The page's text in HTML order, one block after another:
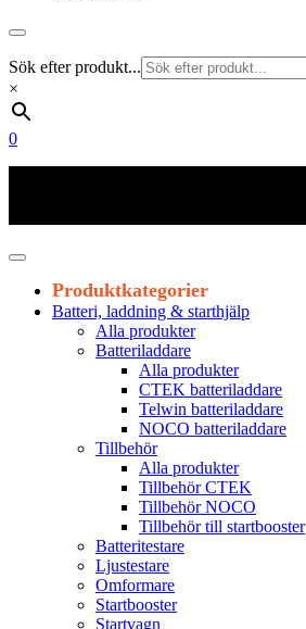
Sök efter produkt...
×
0
Produktkategorier
Batteri, laddning & starthjälp
Alla produkter
Batteriladdare
Alla produkter
CTEK batteriladdare
Telwin batteriladdare
NOCO batteriladdare
Tillbehör
Alla produkter
Tillbehör CTEK
Tillbehör NOCO
Tillbehör till startbooster
Batteritestare
Ljustestare
Omformare
Startbooster
Startvagn